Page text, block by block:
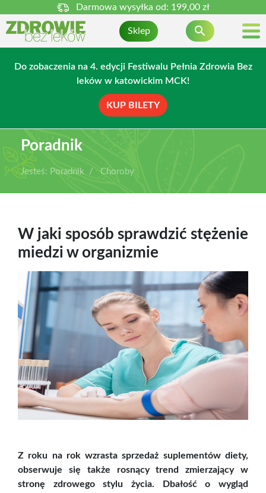
Darmowa wysyłka od: 199,00 zł
Sklep 
Do zobaczenia na 4. edycji Festiwalu Pełnia Zdrowia Bez
leków w katowickim MCK!
KUP BILETY
Poradnik
Jesteś: Poradnik Choroby
W jaki sposób sprawdzić stężenie
miedzi w organizmie
Z roku na rok wzrasta sprzedaż suplementów diety,
obserwuje się także rosnący trend zmierzający w
stronę zdrowego stylu życia. Dbałość o wygląd